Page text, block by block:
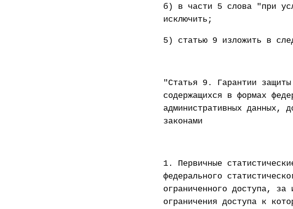
б) в части 5 слова "при
исключить;
5) статью 9 изложить в
"Статья 9. Гарантии защиты
содержащихся в формах
административных данных,
законами
1. Первичные
федерального
ограниченного доступа, за
ограничения доступа к